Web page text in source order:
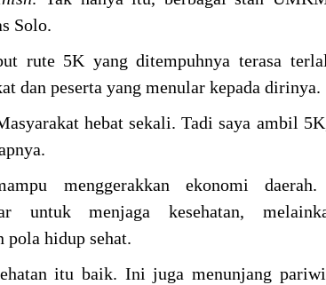
Solo.
rute 5K yang ditempuhnya terasa
dan peserta yang menular kepada dirinya.
hebat sekali. Tadi saya ambil
menggerakkan ekonomi daerah.
untuk menjaga kesehatan,
pola hidup sehat.
itu baik. Ini juga menunjang